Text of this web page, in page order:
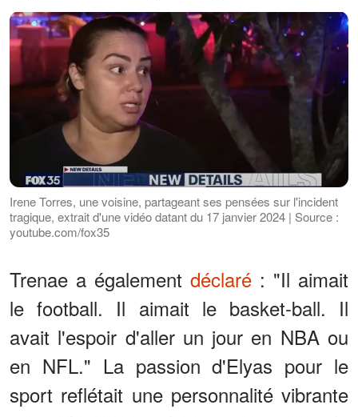
Irene Torres, une voisine, partageant ses pensées sur l'incident
tragique, extrait d'une vidéo datant du 17 janvier 2024 | Source :
youtube.com/fox35
Trenae a également déclaré : "Il aimait
le football. Il aimait le basket-ball. Il
avait l'espoir d'aller un jour en NBA ou
en NFL." La passion d'Elyas pour le
sport reflétait une personnalité vibrante